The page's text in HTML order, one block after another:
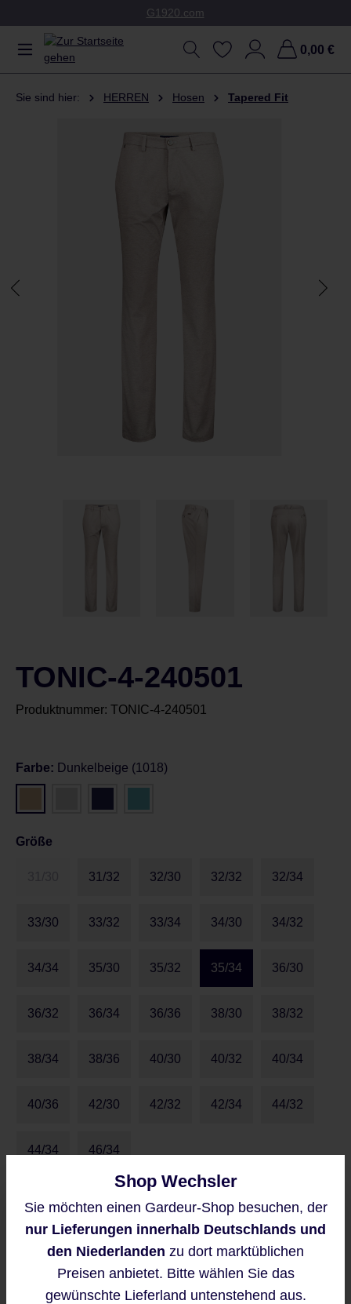
G1920.com
0,00 €
Sie sind hier: HERREN Hosen Tapered Fit
TONIC-4-240501
Produktnummer: TONIC-4-240501
Farbe: Dunkelbeige (1018)
Größe
31/32 32/30 32/32 32/34
33/30 33/32 33/34 34/30 34/32
34/34 35/30 35/32 35/34 36/30
36/32 36/34 36/36 38/30 38/32
38/34 38/36 40/30 40/32 40/34
40/36 42/30 42/32 42/34 44/32
44/34 46/34
Verkaufspreis:
69,95 € %
Shop Wechsler
Sie möchten einen Gardeur-Shop besuchen, der
nur Lieferungen innerhalb Deutschlands und
den Niederlanden zu dort marktüblichen
Preisen anbietet. Bitte wählen Sie das
gewünschte Lieferland untenstehend aus.
Diese Website verwendet Cookies,
um eine bestmögliche Erfahrung
bieten zu können.